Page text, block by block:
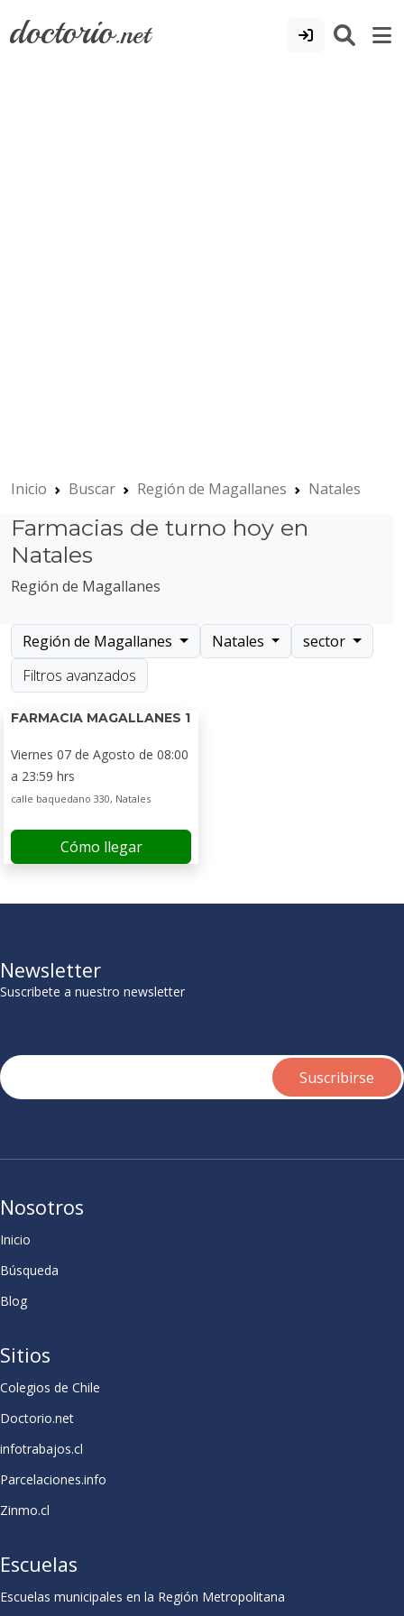
doctorio.net
Inicio Buscar Región de Magallanes Natales
Farmacias de turno hoy en
Natales
Región de Magallanes
Región de Magallanes Natales
sector
Filtros avanzados
FARMACIA MAGALLANES 1
Viernes 07 de Agosto de 08:00
a 23:59 hrs
calle baquedano 330, Natales
Cómo llegar
Newsletter
Suscribete a nuestro newsletter
Nosotros
Inicio
Búsqueda
Blog
Sitios
Colegios de Chile
Doctorio.net
infotrabajos.cl
Parcelaciones.info
Zinmo.cl
Escuelas
Escuelas municipales en la Región Metropolitana